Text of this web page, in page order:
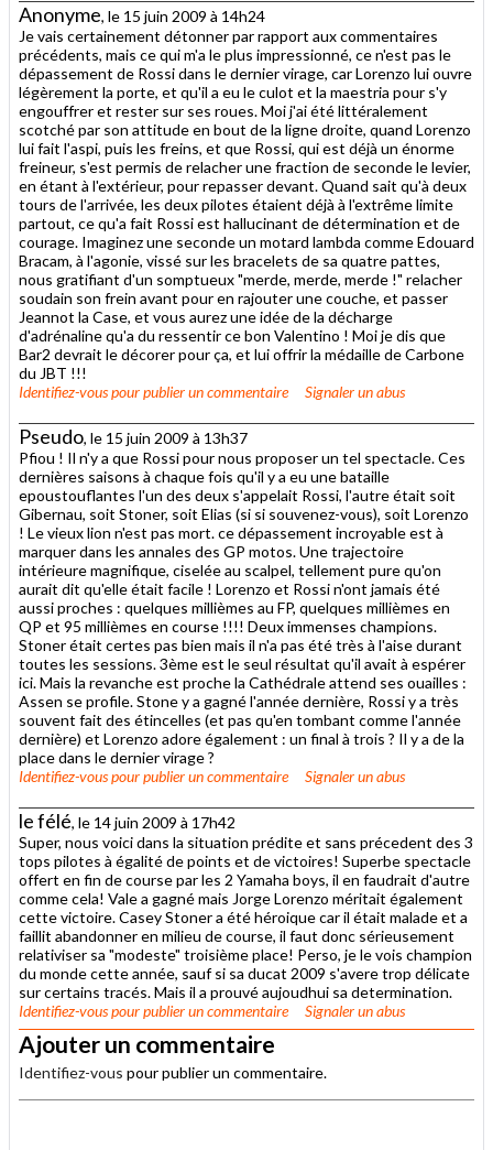
Anonyme, le 15 juin 2009 à 14h24
Je vais certainement détonner par rapport aux commentaires
précédents, mais ce qui m'a le plus impressionné, ce n'est pas le
dépassement de Rossi dans le dernier virage, car Lorenzo lui ouvre
légèrement la porte, et qu'il a eu le culot et la maestria pour s'y
engouffrer et rester sur ses roues. Moi j'ai été littéralement
scotché par son attitude en bout de la ligne droite, quand Lorenzo
lui fait l'aspi, puis les freins, et que Rossi, qui est déjà un énorme
freineur, s'est permis de relacher une fraction de seconde le levier,
en étant à l'extérieur, pour repasser devant. Quand sait qu'à deux
tours de l'arrivée, les deux pilotes étaient déjà à l'extrême limite
partout, ce qu'a fait Rossi est hallucinant de détermination et de
courage. Imaginez une seconde un motard lambda comme Edouard
Bracam, à l'agonie, vissé sur les bracelets de sa quatre pattes,
nous gratifiant d'un somptueux "merde, merde, merde !" relacher
soudain son frein avant pour en rajouter une couche, et passer
Jeannot la Case, et vous aurez une idée de la décharge
d'adrénaline qu'a du ressentir ce bon Valentino ! Moi je dis que
Bar2 devrait le décorer pour ça, et lui offrir la médaille de Carbone
du JBT !!!
Identifiez-vouspour publier un commentaire Signaler un abus
Pseudo, le 15 juin 2009 à 13h37
Pfiou ! Il n'y a que Rossi pour nous proposer un tel spectacle. Ces
dernières saisons à chaque fois qu'il y a eu une bataille
epoustouflantes l'un des deux s'appelait Rossi, l'autre était soit
Gibernau, soit Stoner, soit Elias (si si souvenez-vous), soit Lorenzo
! Le vieux lion n'est pas mort. ce dépassement incroyable est à
marquer dans les annales des GP motos. Une trajectoire
intérieure magnifique, ciselée au scalpel, tellement pure qu'on
aurait dit qu'elle était facile ! Lorenzo et Rossi n'ont jamais été
aussi proches : quelques millièmes au FP, quelques millièmes en
QP et 95 millièmes en course !!!! Deux immenses champions.
Stoner était certes pas bien mais il n'a pas été très à l'aise durant
toutes les sessions. 3ème est le seul résultat qu'il avait à espérer
ici. Mais la revanche est proche la Cathédrale attend ses ouailles :
Assen se profile. Stone y a gagné l'année dernière, Rossi y a très
souvent fait des étincelles (et pas qu'en tombant comme l'année
dernière) et Lorenzo adore également : un final à trois ? Il y a de la
place dans le dernier virage ?
Identifiez-vouspour publier un commentaire Signaler un abus
le félé, le 14 juin 2009 à 17h42
Super, nous voici dans la situation prédite et sans précedent des 3
tops pilotes à égalité de points et de victoires! Superbe spectacle
offert en fin de course par les 2 Yamaha boys, il en faudrait d'autre
comme cela! Vale a gagné mais Jorge Lorenzo méritait également
cette victoire. Casey Stoner a été héroique car il était malade et a
faillit abandonner en milieu de course, il faut donc sérieusement
relativiser sa "modeste" troisième place! Perso, je le vois champion
du monde cette année, sauf si sa ducat 2009 s'avere trop délicate
sur certains tracés. Mais il a prouvé aujoudhui sa determination.
Identifiez-vouspour publier un commentaire Signaler un abus
Ajouter un commentaire
Identifiez-vous pour publier un commentaire.